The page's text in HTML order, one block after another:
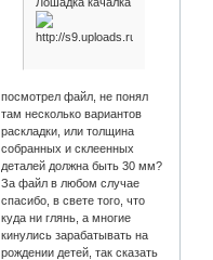
Лошадка качалка
посмотрел файл, не понял
там несколько вариантов
раскладки, или толщина
собранных и склеенных
деталей должна быть 30 мм?
За файл в любом случае
спасибо, в свете того, что
куда ни глянь, а многие
кинулись зарабатывать на
рождении детей, так сказать